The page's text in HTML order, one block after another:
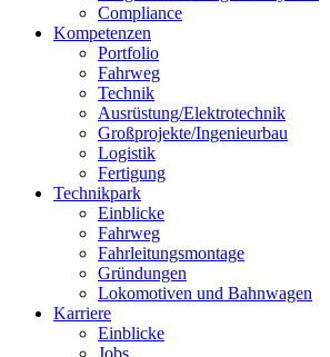
Compliance
Kompetenzen
Portfolio
Fahrweg
Technik
Ausrüstung/Elektrotechnik
Großprojekte/Ingenieurbau
Logistik
Fertigung
Technikpark
Einblicke
Fahrweg
Fahrleitungsmontage
Gründungen
Lokomotiven und Bahnwagen
Karriere
Einblicke
Jobs